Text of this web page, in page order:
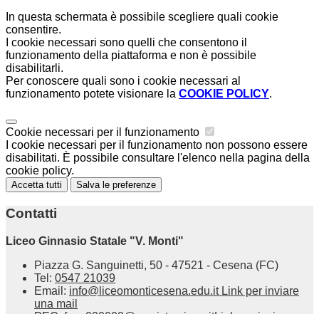
In questa schermata è possibile scegliere quali cookie
consentire.
I cookie necessari sono quelli che consentono il
funzionamento della piattaforma e non è possibile
disabilitarli.
Per conoscere quali sono i cookie necessari al
funzionamento potete visionare la COOKIE POLICY.
Cookie necessari per il funzionamento
I cookie necessari per il funzionamento non possono essere
disabilitati. È possibile consultare l'elenco nella pagina della
cookie policy.
Accetta tutti Salva le preferenze
Contatti
Liceo Ginnasio Statale "V. Monti"
Piazza G. Sanguinetti, 50 - 47521 - Cesena (FC)
Tel: 0547 21039
Email: info@liceomonticesena.edu.it Link per inviare
una mail